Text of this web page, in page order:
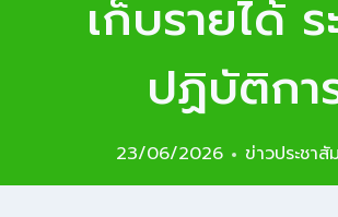
เก็บรายได้
ปฏิบัติกา
23/06/2026 ข่าวประชา